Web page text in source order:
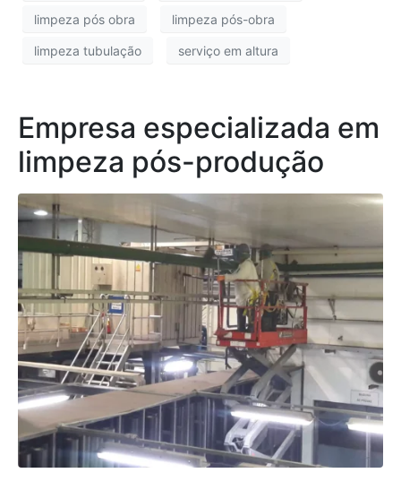
limpeza pós obra limpeza pós-obra
limpeza tubulação serviço em altura
Empresa especializada em
limpeza pós-produção